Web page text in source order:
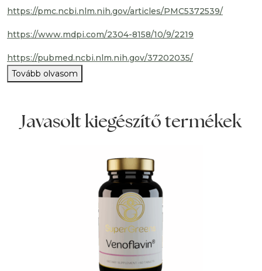
https://pmc.ncbi.nlm.nih.gov/articles/PMC5372539/
https://www.mdpi.com/2304-8158/10/9/2219
https://pubmed.ncbi.nlm.nih.gov/37202035/
Tovább olvasom
Javasolt kiegészítő termékek